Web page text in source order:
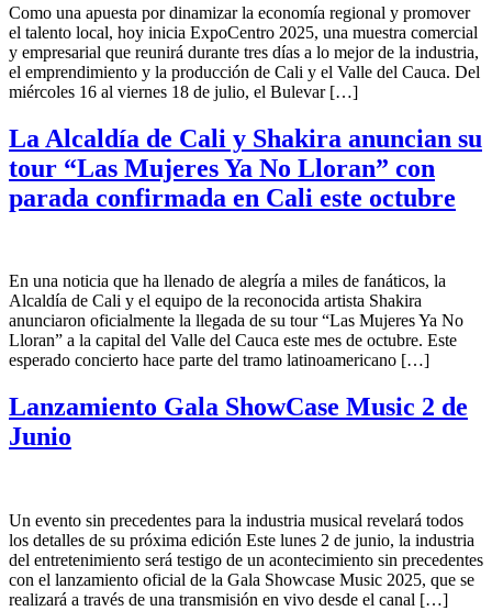
Como una apuesta por dinamizar la economía regional y promover
el talento local, hoy inicia ExpoCentro 2025, una muestra comercial
y empresarial que reunirá durante tres días a lo mejor de la industria,
el emprendimiento y la producción de Cali y el Valle del Cauca. Del
miércoles 16 al viernes 18 de julio, el Bulevar […]
La Alcaldía de Cali y Shakira anuncian su
tour “Las Mujeres Ya No Lloran” con
parada confirmada en Cali este octubre
En una noticia que ha llenado de alegría a miles de fanáticos, la
Alcaldía de Cali y el equipo de la reconocida artista Shakira
anunciaron oficialmente la llegada de su tour “Las Mujeres Ya No
Lloran” a la capital del Valle del Cauca este mes de octubre. Este
esperado concierto hace parte del tramo latinoamericano […]
Lanzamiento Gala ShowCase Music 2 de
Junio
Un evento sin precedentes para la industria musical revelará todos
los detalles de su próxima edición Este lunes 2 de junio, la industria
del entretenimiento será testigo de un acontecimiento sin precedentes
con el lanzamiento oficial de la Gala Showcase Music 2025, que se
realizará a través de una transmisión en vivo desde el canal […]